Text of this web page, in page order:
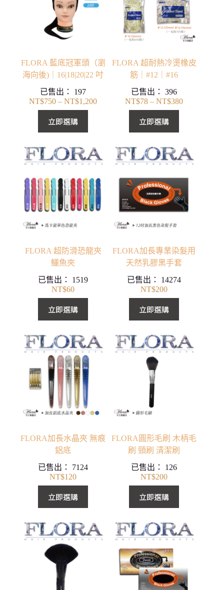
FLORA 藍底冠軍頭（瀏
海向後)｜16|18|20|22 吋
已售出： 197
NT$750 – NT$1,200價
NT$750
到
立即選購
FLORA 超耐熱冷燙橡皮
筋｜#12｜#16
已售出：396
NT$78 – NT$380價
NT$78
到
立即選購
FLORA 超防滑恐龍夾
鱷魚夾
已售出： 1519
NT$60
立即選購
FLORA加長專業染髮用
天然乳膠黑手套
已售出： 14274
NT$200
立即選購
FLORA加長水晶夾 無痕
鋁底
已售出： 7124
NT$120
立即選購
FLORA圓形毛刷 木柄毛
刷 頸刷 清潔刷
已售出： 126
NT$200
立即選購